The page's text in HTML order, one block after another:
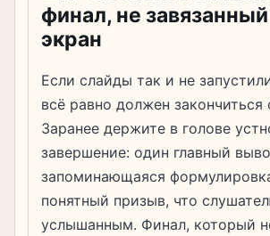
финал, не
экран
Если слайды так и не
всё равно должен закончиться
Заранее держите в голове
завершение: один главный
запоминающаяся
понятный призыв, что
услышанным. Финал, который